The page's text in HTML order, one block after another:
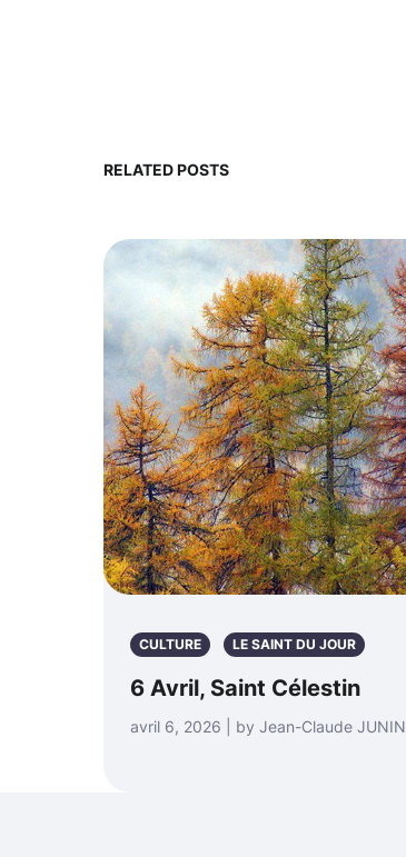
RELATED POSTS
CULTURE LE SAINT DU JOUR
6 Avril, Saint Célestin
avril 6, 2026 | by Jean-Claude JUNIN